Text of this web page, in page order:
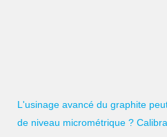
L'usinage avancé du graphite
de niveau micrométrique ?